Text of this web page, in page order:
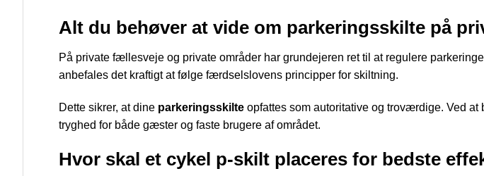
Alt du behøver at vide om parkeringsskilte på
På private fællesveje og private områder har grundejeren ret til at regulere
anbefales det kraftigt at følge færdselslovens principper for skiltning.
Dette sikrer, at dine parkeringsskilte opfattes som autoritative og troværdige. Ved
tryghed for både gæster og faste brugere af området.
Hvor skal et cykel p-skilt placeres for bedste